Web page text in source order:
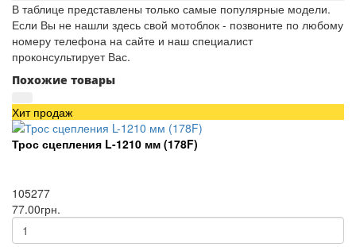
В таблице представлены только самые популярные модели.
Если Вы не нашли здесь свой мотоблок - позвоните по любому
номеру телефона на сайте и наш специалист
проконсультирует Вас.
Похожие товары
Хит продаж
Трос сцепления L-1210 мм (178F)
105277
77.00грн.